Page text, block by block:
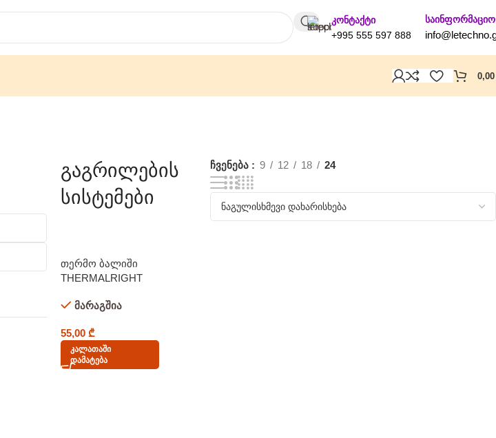
კონტაქტი
+995 555 597 888
საინფორმაციო
გაგრილების
სისტემები
ჩვენება 9 12 18 24
თერმო ბალიში
THERMALRIGHT
95x50x2.0mm
მარაგშია
55,00 ₾
Კალათაში
Დამატება